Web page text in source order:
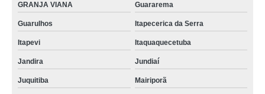
GRANJA VIANA Guararema
Guarulhos Itapecerica da Serra
Itapevi Itaquaquecetuba
Jandira Jundiaí
Juquitiba Mairiporã